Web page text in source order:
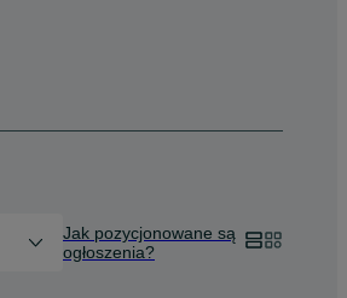
Jak pozycjonowane są
ogłoszenia?